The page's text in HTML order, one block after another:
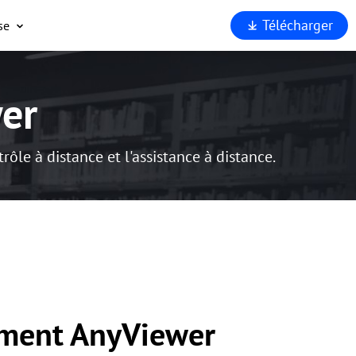
Télécharger
à distance et l'assistance à distance.
AnyViewer